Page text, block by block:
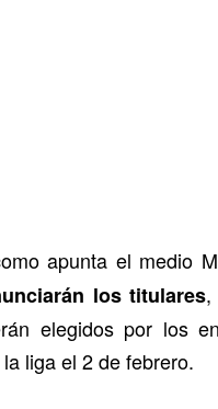
apunta el medio
los titulares,
elegidos por los
liga el 2 de febrero.